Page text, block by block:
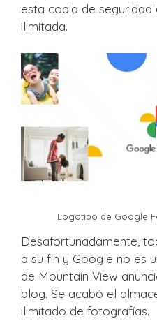
esta copia de
ilimitada.
Logotipo de Google
Desafortunadamente,
a su fin y Google no es
de Mountain View
blog. Se acabó el
ilimitado de fotografías.